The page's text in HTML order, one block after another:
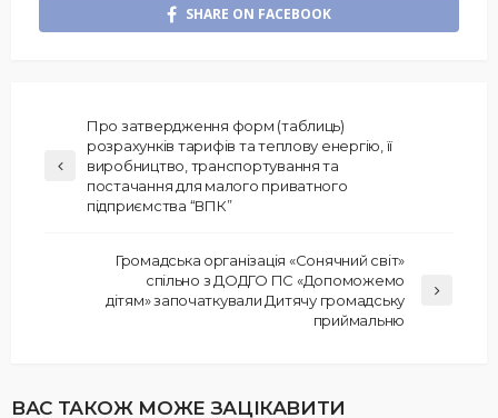
SHARE ON FACEBOOK
Про затвердження форм (таблиць)
розрахунків тарифів та теплову енергію, її
виробництво, транспортування та
постачання для малого приватного
підприємства “ВПК”
Громадська організація «Сонячний світ»
спільно з ДОДГО ПС «Допоможемо
дітям» започаткували Дитячу громадську
приймальню
ВАС ТАКОЖ МОЖЕ ЗАЦІКАВИТИ